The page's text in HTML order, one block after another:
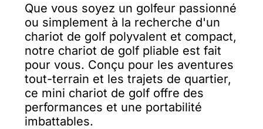
Que vous soyez un golfeur passionné
ou simplement à la recherche d'un
chariot de golf polyvalent et compact,
notre chariot de golf pliable est fait
pour vous. Conçu pour les aventures
tout-terrain et les trajets de quartier,
ce mini chariot de golf offre des
performances et une portabilité
imbattables.